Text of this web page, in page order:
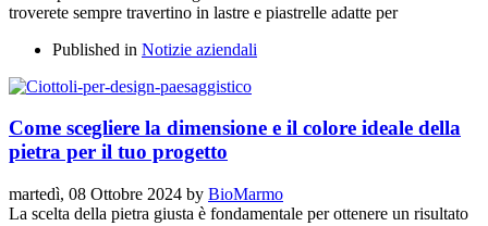
troverete sempre travertino in lastre e piastrelle adatte per
Published in Notizie aziendali
Come scegliere la dimensione e il colore ideale della
pietra per il tuo progetto
martedì, 08 Ottobre 2024 by BioMarmo
La scelta della pietra giusta è fondamentale per ottenere un risultato